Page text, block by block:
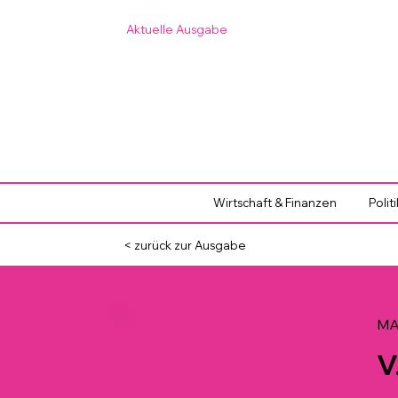
Aktuelle Ausgabe
Wirtschaft & Finanzen
< zurück zur Ausgabe